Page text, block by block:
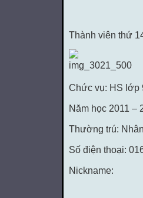
Thành viên thứ
Chức vụ: HS lớp
Năm học 2011 –
Thường trú:
Số điện thoại:
Nickname: